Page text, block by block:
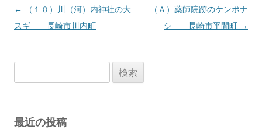
投
稿
ョ
←
（１０）川（河）内神社の大
スギ 長崎市川内町
（Ａ）薬師院跡のケンポナ
シ 長崎市平間町 →
索:
最近の投稿